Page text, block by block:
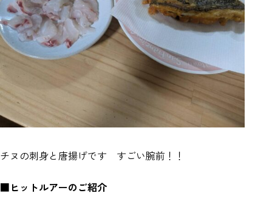
チヌの刺身と唐揚げです すごい腕前！！
■ヒットルアーのご紹介